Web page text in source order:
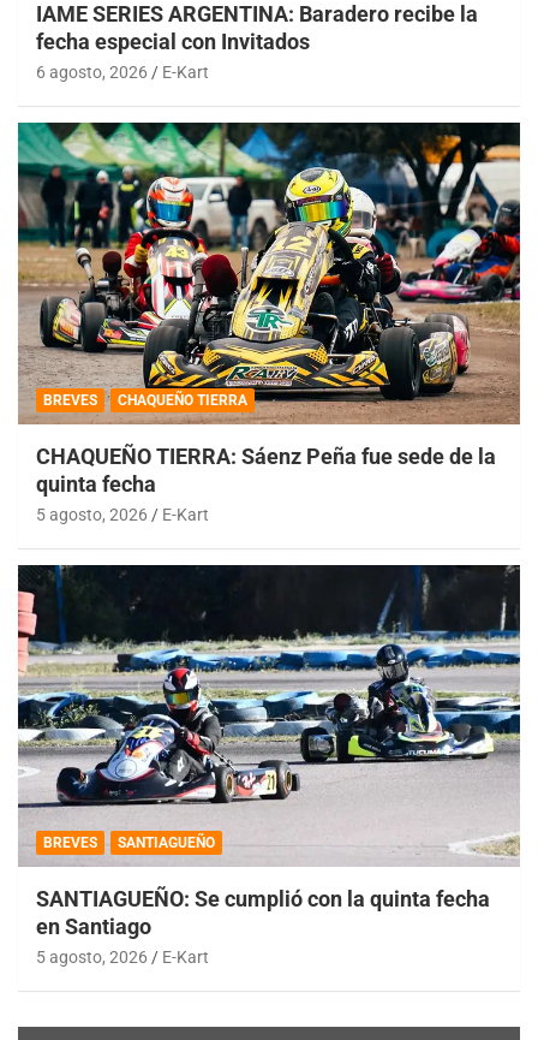
IAME SERIES ARGENTINA: Baradero recibe la
fecha especial con Invitados
6 agosto, 2026 E-Kart
BREVES CHAQUEÑO TIERRA
CHAQUEÑO TIERRA: Sáenz Peña fue sede de la
quinta fecha
5 agosto, 2026 E-Kart
BREVES SANTIAGUEÑO
SANTIAGUEÑO: Se cumplió con la quinta fecha
en Santiago
5 agosto, 2026 E-Kart